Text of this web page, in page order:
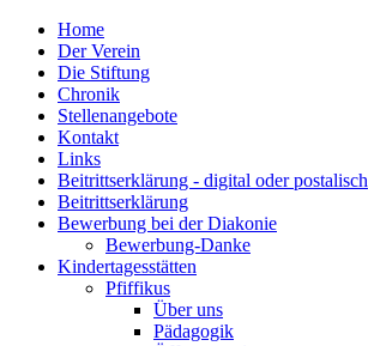
Home
Der Verein
Die Stiftung
Chronik
Stellenangebote
Kontakt
Links
Beitrittserklärung - digital oder postalisch
Beitrittserklärung
Bewerbung bei der Diakonie
Bewerbung-Danke
Kindertagesstätten
Pfiffikus
Über uns
Pädagogik